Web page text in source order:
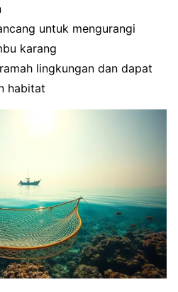
untuk mengurangi
karang
lingkungan dan dapat
habitat